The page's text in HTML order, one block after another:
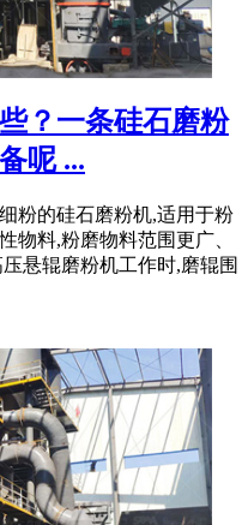
？一条硅石磨粉
呢 ...
粉的硅石磨粉机,适用于粉
物料,粉磨物料范围更广、
悬辊磨粉机工作时,磨辊围